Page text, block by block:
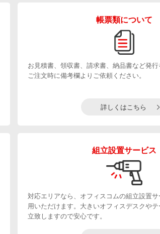
帳票類について
お見積書、領収書、請求書、納品書など発行
ご注文時に備考欄よりご依頼ください。
詳しくはこちら
組立設置サービス
対応エリアなら、オフィスコムの組立設置サ
用いただけます。大きいオフィスデスクや
立致しますので安心です。